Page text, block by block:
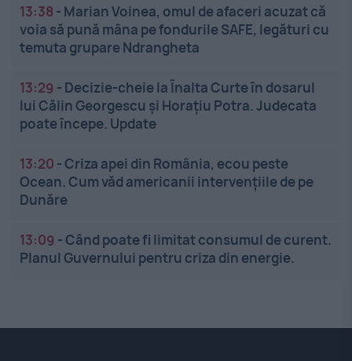
13:38 - Marian Voinea, omul de afaceri acuzat că
voia să pună mâna pe fondurile SAFE, legături cu
temuta grupare Ndrangheta
13:29 - Decizie-cheie la Înalta Curte în dosarul
lui Călin Georgescu și Horațiu Potra. Judecata
poate începe. Update
13:20 -Criza apei din România, ecou peste
Ocean. Cum văd americanii intervențiile de pe
Dunăre
13:09 -Când poate fi limitat consumul de curent.
Planul Guvernului pentru criza din energie.